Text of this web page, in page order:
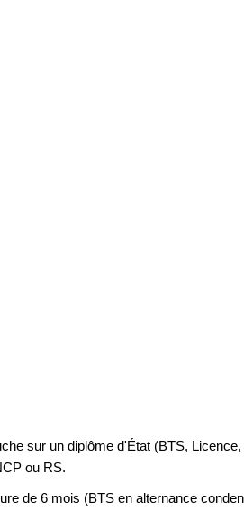
sur un diplôme d'État (BTS,
ou RS.
de 6 mois (BTS en alternance